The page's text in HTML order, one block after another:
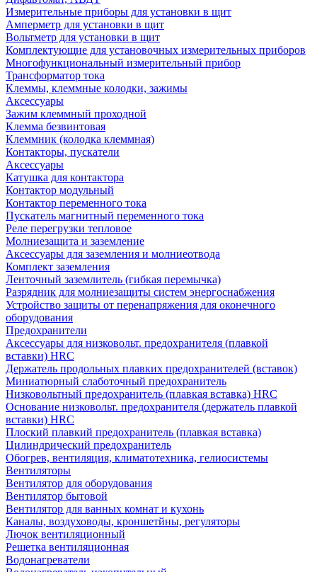
Измерительные приборы для установки в щит
Амперметр для установки в щит
Вольтметр для установки в щит
Комплектующие для установочных измерительных приборов
Многофункциональный измерительный прибор
Трансформатор тока
Клеммы, клеммные колодки, зажимы
Аксессуары
Зажим клеммный проходной
Клемма безвинтовая
Клеммник (колодка клеммная)
Контакторы, пускатели
Аксессуары
Катушка для контактора
Контактор модульный
Контактор переменного тока
Пускатель магнитный переменного тока
Реле перегрузки тепловое
Молниезащита и заземление
Аксессуары для заземления и молниеотвода
Комплект заземления
Ленточный заземлитель (гибкая перемычка)
Разрядник для молниезащиты систем энергоснабжения
Устройство защиты от перенапряжения для оконечного
оборудования
Предохранители
Аксессуары для низковольт. предохранителя (плавкой
вставки) HRC
Держатель продольных плавких предохранителей (вставок)
Миниатюрный слаботочный предохранитель
Низковольтный предохранитель (плавкая вставка) HRC
Основание низковольт. предохранителя (держатель плавкой
вставки) HRC
Плоский плавкий предохранитель (плавкая вставка)
Цилиндрический предохранитель
Обогрев, вентиляция, климатотехника, гелиосистемы
Вентиляторы
Вентилятор для оборудования
Вентилятор бытовой
Вентилятор для ванных комнат и кухонь
Каналы, воздуховоды, кроншетйны, регуляторы
Лючок вентиляционный
Решетка вентиляционная
Водонагреватели